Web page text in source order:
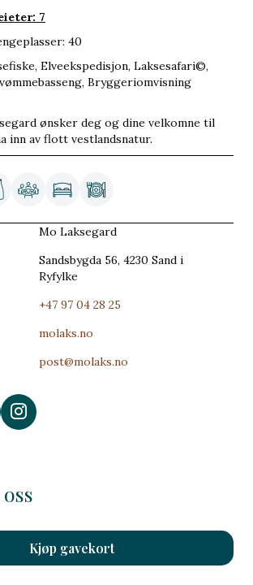
Mo Laksegard
Sandsbygda 56, 4230 Sand i
Ryfylke
+47 97 04 28 25
molaks.no
post@molaks.no
Kjøp gavekort
7
40
Elveekspedisjon, Laksesafari©,
Bryggeriomvisning
ønsker deg og dine velkomne til
inn av flott vestlandsnatur.